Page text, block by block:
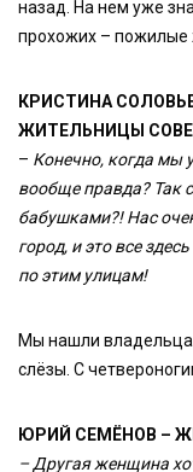
назад. На нем уже
прохожих – пожилые
КРИСТИНА
ЖИТЕЛЬНИЦЫ
– Конечно, когда мы
вообще правда? Так
бабушками?! Нас
город, и это все
по этим улицам!
Мы нашли владельца
слёзы. С
ЮРИЙ СЕМЁНОВ –
– Другая женщина